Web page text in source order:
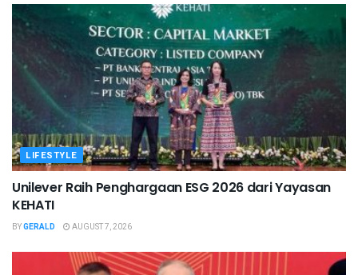
LIFESTYLE
Unilever Raih Penghargaan ESG 2026 dari Yayasan
KEHATI
BYGERALD AUGUST 7, 2026